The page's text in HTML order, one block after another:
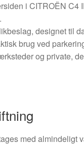
i CITROËN C4
designet til
brug ved
og private,
med almindeligt